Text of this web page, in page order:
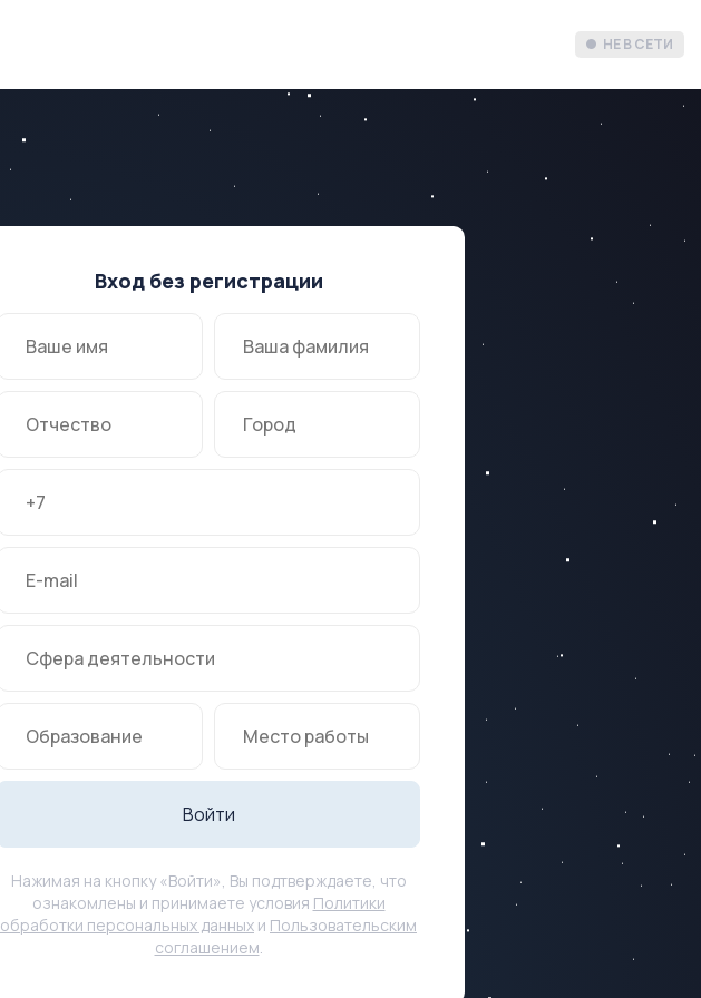
НЕ В СЕТИ
Вход без регистрации
Войти
Нажимая на кнопку «Войти», Вы подтверждаете, что
ознакомлены и принимаете условия Политики
обработки персональных данных и Пользовательским
соглашением.